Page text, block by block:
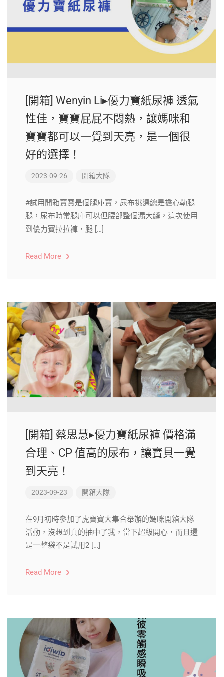
[開箱] Wenyin Li▸優力寶紙尿褲 透氣
性佳，寶寶屁屁不悶熱，讓媽咪和
寶寶都可以一覺到天亮，是一個很
好的選擇！
2023-09-26 開箱大隊
#試用開箱寶寶是個腿庫寶，尿布挑選總是擔心勒腿
腿，尿布時常腿庫可以但腰部整個漏大縫，這次使用
到優力寶拉拉褲，腿 […]
Read More
[開箱] 蔡思慧▸優力寶紙尿褲 價格滿
合理、CP 值高的尿布，讓寶貝一覺
到天亮！
2023-09-23 開箱大隊
在9月初時參加了虎寶寶大集合舉辦的媽咪開箱大隊
活動，沒想到真的抽中了我，當下超級開心，而且還
是一整袋不是試用2 […]
Read More